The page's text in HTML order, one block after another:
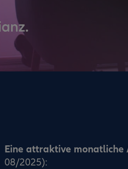
Eine attraktive
08/2025):